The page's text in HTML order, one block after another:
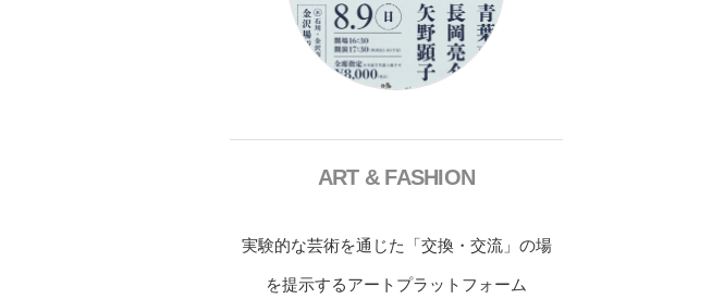
ART & FASHION
実験的な芸術を通じた「交換・交流」の場
を提示するアートプラットフォーム